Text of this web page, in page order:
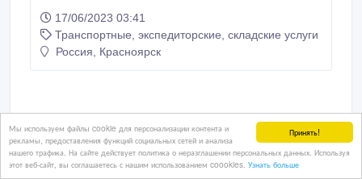
Принять!
Мы используем файлы cookie для персонализации контента и
рекламы, предоставления функций социальных сетей и анализа
нашего трафика. На сайте действует политика о неразглашении персональных данных. Используя
этот веб-сайт, вы соглашаетесь с нашим использованием coookies. Узнать больше
17/06/2023 03:41
Транспортные, экспедиторские, складские услуги
Россия, Красноярск